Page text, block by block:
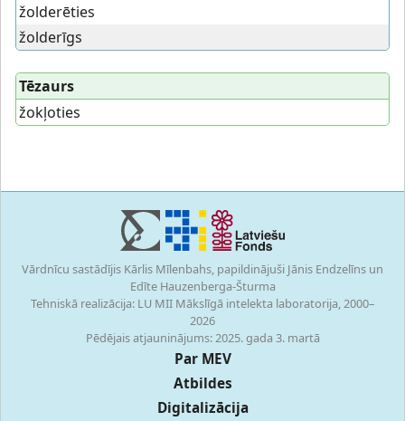
žolderēties
žolderīgs
Tēzaurs
žokļoties
Vārdnīcu sastādījis Kārlis Mīlenbahs, papildinājuši Jānis Endzelīns un
Edīte Hauzenberga-Šturma
Tehniskā realizācija: LU MII Mākslīgā intelekta laboratorija, 2000–
2026
Pēdējais atjauninājums: 2025. gada 3. martā
Par MEV
Atbildes
Digitalizācija